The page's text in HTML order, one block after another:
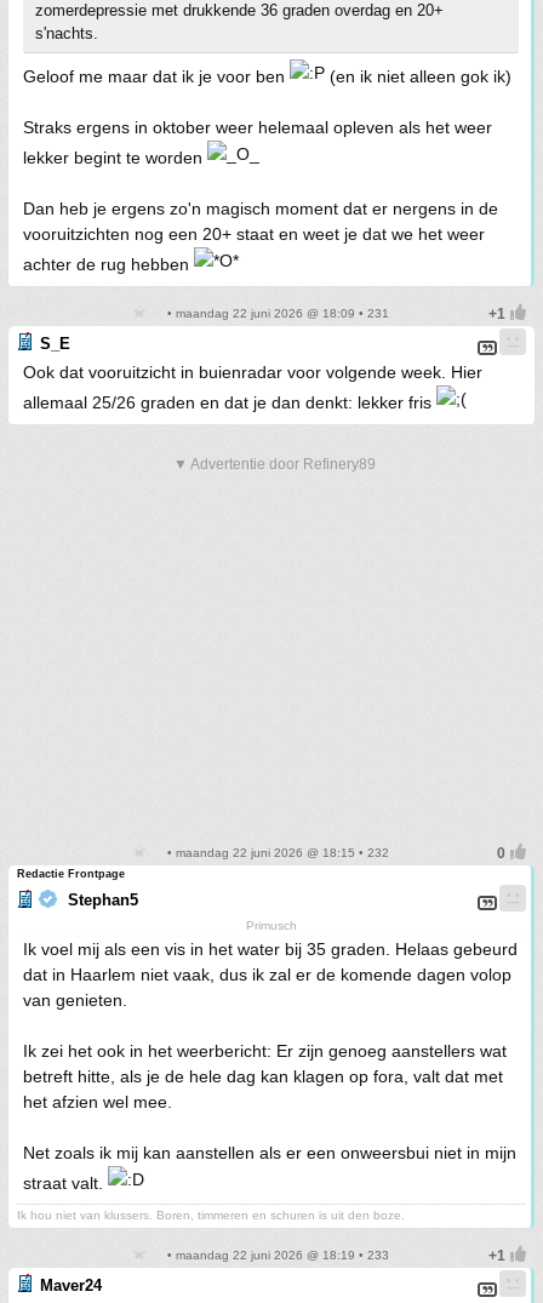
zomerdepressie met drukkende 36 graden overdag en 20+
s'nachts.
Geloof me maar dat ik je voor ben (en ik niet alleen gok ik)
Straks ergens in oktober weer helemaal opleven als het weer
lekker begint te worden
Dan heb je ergens zo'n magisch moment dat er nergens in de
vooruitzichten nog een 20+ staat en weet je dat we het weer
achter de rug hebben
• maandag 22 juni 2026 @ 18:09 • 231
S_E
Ook dat vooruitzicht in buienradar voor volgende week. Hier
allemaal 25/26 graden en dat je dan denkt: lekker fris
▼ Advertentie door Refinery89
• maandag 22 juni 2026 @ 18:15 • 232
Redactie Frontpage
Stephan5
Primusch
Ik voel mij als een vis in het water bij 35 graden. Helaas gebeurd
dat in Haarlem niet vaak, dus ik zal er de komende dagen volop
van genieten.
Ik zei het ook in het weerbericht: Er zijn genoeg aanstellers wat
betreft hitte, als je de hele dag kan klagen op fora, valt dat met
het afzien wel mee.
Net zoals ik mij kan aanstellen als er een onweersbui niet in mijn
straat valt.
Ik hou niet van klussers. Boren, timmeren en schuren is uit den boze.
• maandag 22 juni 2026 @ 18:19 • 233
Maver24